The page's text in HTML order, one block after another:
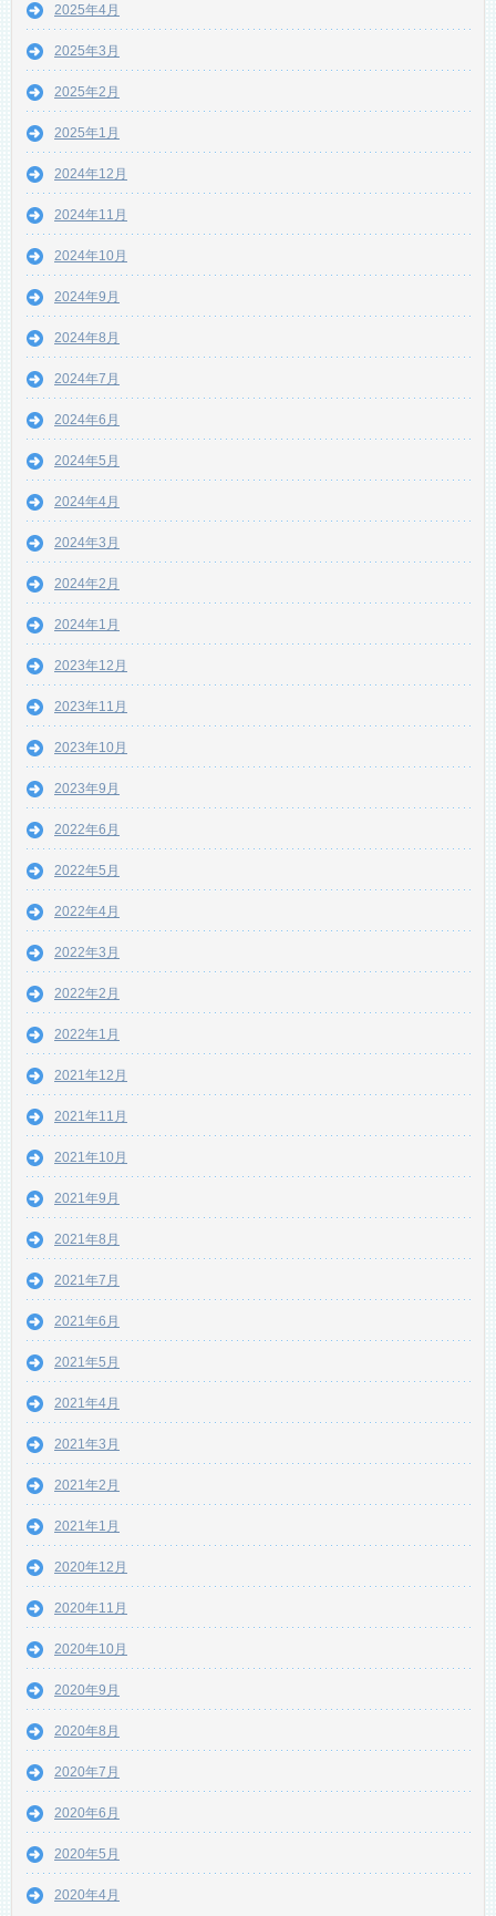
2025年4月
2025年3月
2025年2月
2025年1月
2024年12月
2024年11月
2024年10月
2024年9月
2024年8月
2024年7月
2024年6月
2024年5月
2024年4月
2024年3月
2024年2月
2024年1月
2023年12月
2023年11月
2023年10月
2023年9月
2022年6月
2022年5月
2022年4月
2022年3月
2022年2月
2022年1月
2021年12月
2021年11月
2021年10月
2021年9月
2021年8月
2021年7月
2021年6月
2021年5月
2021年4月
2021年3月
2021年2月
2021年1月
2020年12月
2020年11月
2020年10月
2020年9月
2020年8月
2020年7月
2020年6月
2020年5月
2020年4月